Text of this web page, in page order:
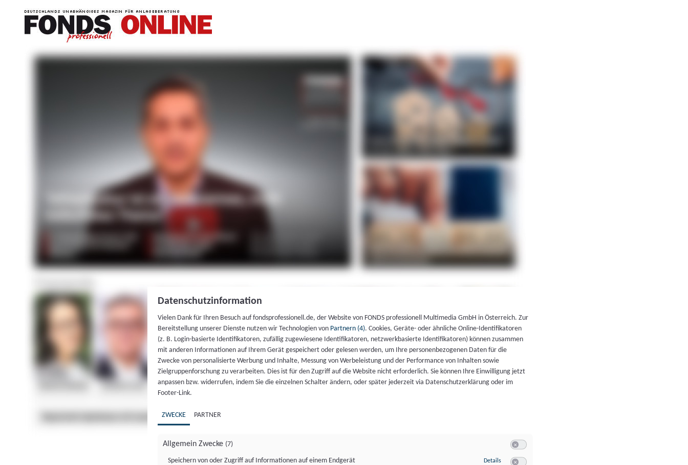
Datenschutzinformation
Vielen Dank für Ihren Besuch auf fondsprofessionell.de, der Website von FONDS professionell Multimedia GmbH in Österreich. Zur
Bereitstellung unserer Dienste nutzen wir Technologien von Partnern (4). Cookies, Geräte- oder ähnliche Online-Identifikatoren
(z. B. Login-basierte Identifikatoren, zufällig zugewiesene Identifikatoren, netzwerkbasierte Identifikatoren) können zusammen
mit anderen Informationen auf Ihrem Gerät gespeichert oder gelesen werden, um Ihre personenbezogenen Daten für die
Zwecke von personalisierte Werbung und Inhalte, Messung von Werbeleistung und der Performance von Inhalten sowie
Zielgruppenforschung zu verarbeiten. Dies ist für den Zugriff auf die Website nicht erforderlich. Sie können Ihre Einwilligung jetzt
anpassen bzw. widerrufen, indem Sie die einzelnen Schalter ändern, oder später jederzeit via Datenschutzerklärung oder im
Footer-Link.
ZWECKE PARTNER
Allgemein Zwecke (7)
Speichern von oder Zugriff auf Informationen auf einem Endgerät
Details zu Speichern von oder Zugriff auf Informationen auf einem Endgerät